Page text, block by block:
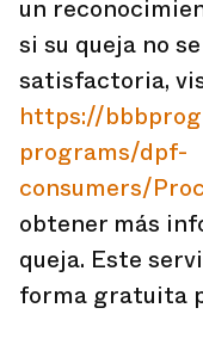
un
si su queja no
satisfactoria,
https://
programs/dpf-
consumers/
obtener más
queja. Este
forma gratuita